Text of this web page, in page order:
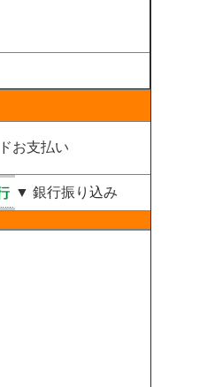
お支払い
▼ 銀行振り込み